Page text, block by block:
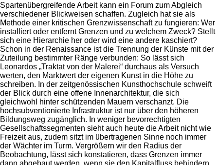
Spartenübergreifende Arbeit kann ein Forum zum Abgleich
verschiedener Blickweisen schaffen. Zugleich hat sie als
Methode einer kritischen Grenzwissenschaft zu fungieren: Wer
installiert oder entfernt Grenzen und zu welchem Zweck? Stellt
sich eine Hierarchie her oder wird eine andere kaschiert?
Schon in der Renaissance ist die Trennung der Künste mit der
Zuteilung bestimmter Ränge verbunden: So lässt sich
Leonardos „Traktat von der Malerei“ durchaus als Versuch
werten, den Marktwert der eigenen Kunst in die Höhe zu
schreiben. In der zeitgenössischen Kunsthochschule schweift
der Blick durch eine offene Innenarchitektur, die sich
gleichwohl hinter schützenden Mauern verschanzt. Die
hochsubventionierte Infrastruktur ist nur über den höheren
Bildungsweg zugänglich. In weniger bevorrechtigten
Gesellschaftssegmenten sieht auch heute die Arbeit nicht wie
Freizeit aus, zudem sitzt im übertragenen Sinne noch immer
der Wächter im Turm. Vergrößern wir den Radius der
Beobachtung, lässt sich konstatieren, dass Grenzen immer
dann abgebaut werden, wenn sie den Kapitalfluss behindern,